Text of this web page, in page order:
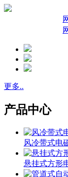
更多..
产品中心
风冷带式电
悬挂式方形